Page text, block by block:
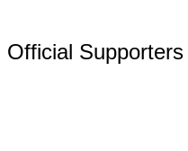
Official Supporters